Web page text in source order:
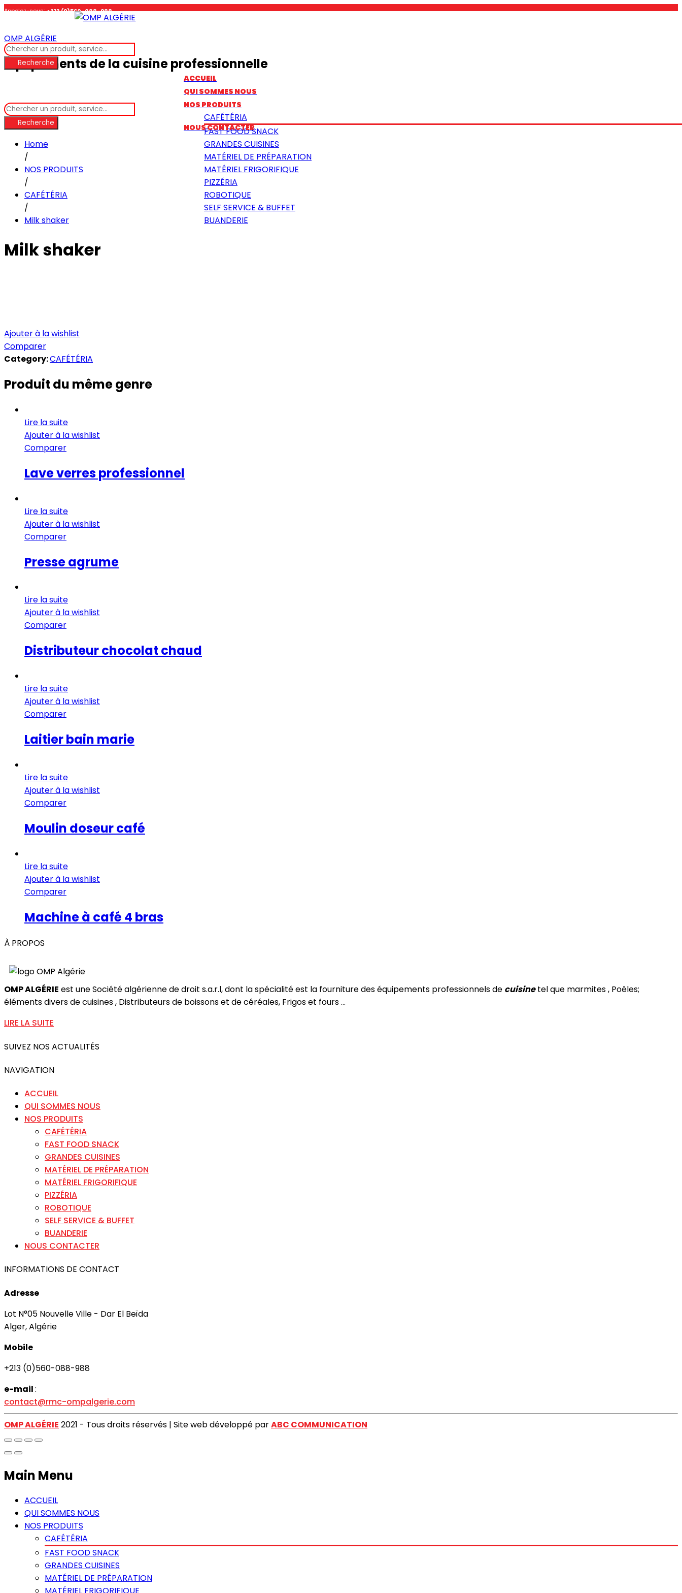
Appelez-nous:+213 (0)560-088-988
Suivez-nous :
OMP ALGÉRIE
Équipements de la cuisine professionnelle
Recherche
ACCUEIL
QUI SOMMES NOUS
NOS PRODUITS
CAFÉTÉRIA
FAST FOOD SNACK
GRANDES CUISINES
MATÉRIEL DE PRÉPARATION
MATÉRIEL FRIGORIFIQUE
PIZZÉRIA
ROBOTIQUE
SELF SERVICE & BUFFET
BUANDERIE
NOUS CONTACTER
Recherche
Home
/
NOS PRODUITS
/
CAFÉTÉRIA
/
Milk shaker
Milk shaker
Ajouter à la wishlist
Comparer
Category:CAFÉTÉRIA
Produit du même genre
Lire la suite
Ajouter à la wishlist
Comparer
Lave verres professionnel
Lire la suite
Ajouter à la wishlist
Comparer
Presse agrume
Lire la suite
Ajouter à la wishlist
Comparer
Distributeur chocolat chaud
Lire la suite
Ajouter à la wishlist
Comparer
Laitier bain marie
Lire la suite
Ajouter à la wishlist
Comparer
Moulin doseur café
Lire la suite
Ajouter à la wishlist
Comparer
Machine à café 4 bras
À PROPOS
OMP ALGÉRIE est une Société algérienne de droit s.a.r.l, dont la spécialité est la fourniture des équipements professionnels de cuisine tel que marmites , Poêles;
éléments divers de cuisines , Distributeurs de boissons et de céréales, Frigos et fours ...
LIRE LA SUITE
SUIVEZ NOS ACTUALITÉS
NAVIGATION
ACCUEIL
QUI SOMMES NOUS
NOS PRODUITS
CAFÉTÉRIA
FAST FOOD SNACK
GRANDES CUISINES
MATÉRIEL DE PRÉPARATION
MATÉRIEL FRIGORIFIQUE
PIZZÉRIA
ROBOTIQUE
SELF SERVICE & BUFFET
BUANDERIE
NOUS CONTACTER
INFORMATIONS DE CONTACT
Adresse
Lot N°05 Nouvelle Ville - Dar El Beïda
Alger, Algérie
Mobile
+213 (0)560-088-988
e-mail:
contact@rmc-ompalgerie.com
OMP ALGÉRIE 2021 - Tous droits réservés | Site web développé parABC COMMUNICATION
Main Menu
ACCUEIL
QUI SOMMES NOUS
NOS PRODUITS
CAFÉTÉRIA
FAST FOOD SNACK
GRANDES CUISINES
MATÉRIEL DE PRÉPARATION